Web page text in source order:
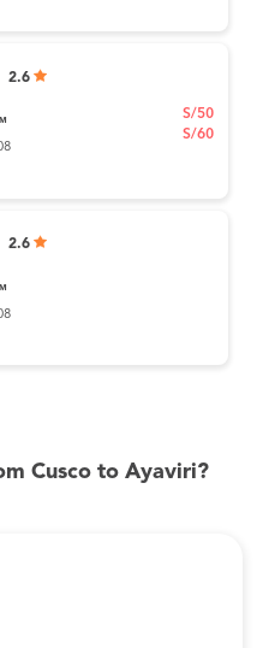
2.6
S/50
S/60
2.6
Cusco to Ayaviri?